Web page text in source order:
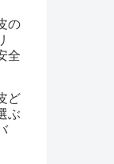
の
全
ど
ぶ